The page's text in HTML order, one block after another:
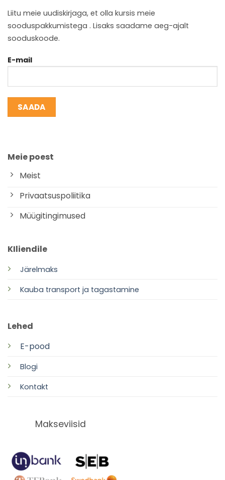
Liitu meie uudiskirjaga, et olla kursis meie
sooduspakkumistega . Lisaks saadame aeg-ajalt
sooduskoode.
E-mail
KIliendile
Järelmaks
Kauba transport ja tagastamine
Lehed
E-pood
Blogi
Kontakt
Makseviisid
Meie poest
Meist
Privaatsuspoliitika
Müügitingimused